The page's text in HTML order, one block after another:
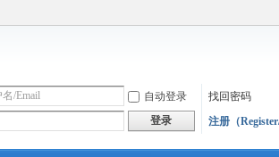
自动登录
找回密码
登录 注册（